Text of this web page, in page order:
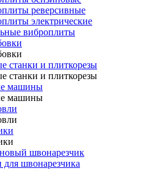
реверсивные
электрические
виброплиты
станки и плиткорезы
станки и плиткорезы
машины
машины
швонарезчик
для швонарезчика